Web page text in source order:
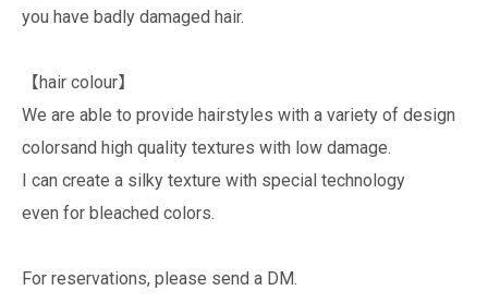
you have badly damaged hair.
【hair colour】
We are able to provide hairstyles with a variety of design
colorsand high quality textures with low damage.
I can create a silky texture with special technology
even for bleached colors.
For reservations, please send a DM.